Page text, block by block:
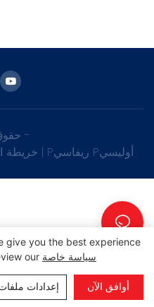
حقوق النشر © 2024 شروق الشمس -
| Pريفاسي Pأوليسي
give you the best experience
our سياسة خاصة
إعدادات أوافق الآن